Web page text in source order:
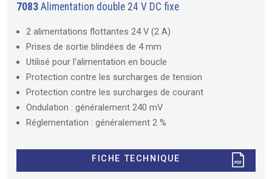
7083 Alimentation double 24 V DC fixe
2 alimentations flottantes 24 V (2 A)
Prises de sortie blindées de 4 mm
Utilisé pour l'alimentation en boucle
Protection contre les surcharges de tension
Protection contre les surcharges de courant
Ondulation : généralement 240 mV
Réglementation : généralement 2 %
FICHE TECHNIQUE